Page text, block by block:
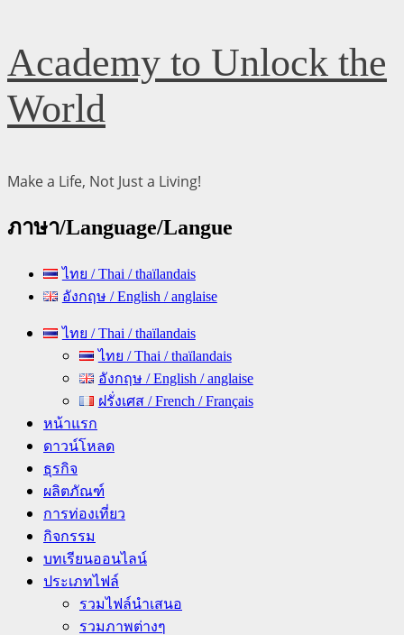
Skip
to
content
Academy to Unlock the
World
Make a Life, Not Just a Living!
ภาษา/Language/Langue
ไทย / Thai / thaïlandais
อังกฤษ / English / anglaise
Primary ไทย / Thai / thaïlandais
ไทย / Thai / thaïlandais
อังกฤษ / English / anglaise
ฝรั่งเศส / French / Français
หน้าแรก
ดาวน์โหลด
ธุรกิจ
ผลิตภัณฑ์
การท่องเที่ยว
กิจกรรม
บทเรียนออนไลน์
ประเภทไฟล์
รวมไฟล์นำเสนอ
รวมภาพต่างๆ